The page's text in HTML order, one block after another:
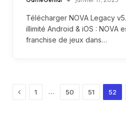
Télécharger NOVA Legacy
illimité Android & iOS : NOVA
franchise de jeux dans…
Previous
1 … 50 51 52